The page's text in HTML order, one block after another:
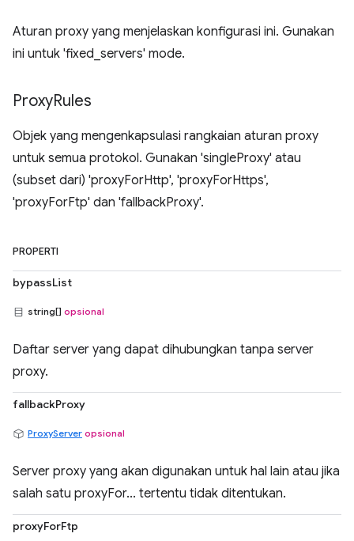
Aturan proxy yang menjelaskan konfigurasi ini. Gunakan
ini untuk 'fixed_servers' mode.
ProxyRules
Objek yang mengenkapsulasi rangkaian aturan proxy
untuk semua protokol. Gunakan 'singleProxy' atau
(subset dari) 'proxyForHttp', 'proxyForHttps',
'proxyForFtp' dan 'fallbackProxy'.
PROPERTI
bypassList
string[] opsional
Daftar server yang dapat dihubungkan tanpa server
proxy.
fallbackProxy
ProxyServer opsional
Server proxy yang akan digunakan untuk hal lain atau jika
salah satu proxyFor... tertentu tidak ditentukan.
proxyForFtp